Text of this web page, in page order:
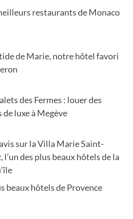
restaurants de Monaco
de Marie, notre hôtel favori
des Fermes : louer des
de luxe à Megève
sur la Villa Marie Saint-
l’un des plus beaux hôtels de la
beaux hôtels de Provence